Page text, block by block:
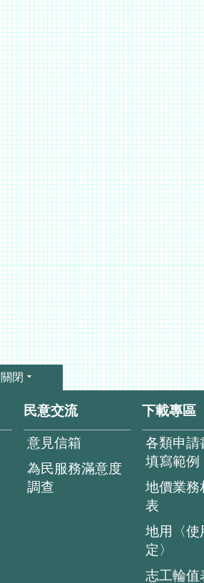
關閉
民意交流
意見信箱
為民服務滿意度
調查
下載專區
各類申請
填寫範例
地價業務
表
地用〈使
定〉
志工輪值